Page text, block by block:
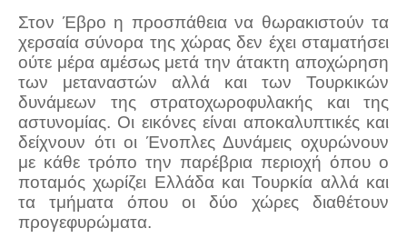
Στον Έβρο η προσπάθεια να θωρακιστούν τα
χερσαία σύνορα της χώρας δεν έχει σταματήσει
ούτε μέρα αμέσως μετά την άτακτη αποχώρηση
των μεταναστών αλλά και των Τουρκικών
δυνάμεων της στρατοχωροφυλακής και της
αστυνομίας. Οι εικόνες είναι αποκαλυπτικές και
δείχνουν ότι οι Ένοπλες Δυνάμεις οχυρώνουν
με κάθε τρόπο την παρέβρια περιοχή όπου ο
ποταμός χωρίζει Ελλάδα και Τουρκία αλλά και
τα τμήματα όπου οι δύο χώρες διαθέτουν
προγεφυρώματα.